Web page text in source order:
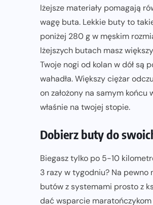
lżejsze materiały pomagają
wagę buta. Lekkie buty to
poniżej 280 g w męskim
lżejszych butach masz
Twoje nogi od kolan w dół są
wahadła. Większy ciężar
on założony na samym końcu
właśnie na twojej stopie.
Dobierz buty do
Biegasz tylko po 5-10
3 razy w tygodniu? Na pewno
butów z systemami prosto z
dać wsparcie maratończykom